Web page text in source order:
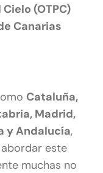
(OTPC)
Canarias
Cataluña,
Madrid,
y Andalucía,
este
muchas no